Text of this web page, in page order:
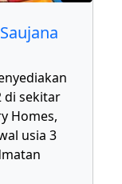
di sekitar
Homes,
usia 3